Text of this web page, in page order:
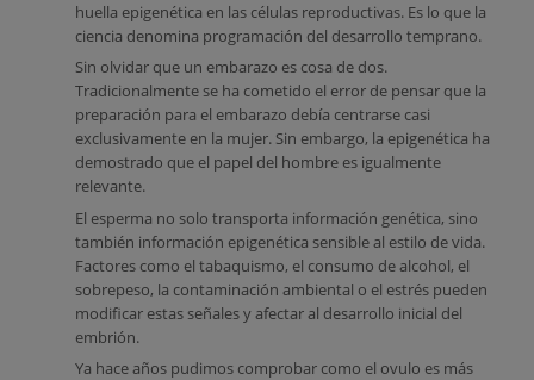
huella epigenética en las células reproductivas. Es lo que la
ciencia denomina programación del desarrollo temprano.
Sin olvidar que un embarazo es cosa de dos.
Tradicionalmente se ha cometido el error de pensar que la
preparación para el embarazo debía centrarse casi
exclusivamente en la mujer. Sin embargo, la epigenética ha
demostrado que el papel del hombre es igualmente
relevante.
El esperma no solo transporta información genética, sino
también información epigenética sensible al estilo de vida.
Factores como el tabaquismo, el consumo de alcohol, el
sobrepeso, la contaminación ambiental o el estrés pueden
modificar estas señales y afectar al desarrollo inicial del
embrión.
Ya hace años pudimos comprobar como el ovulo es más